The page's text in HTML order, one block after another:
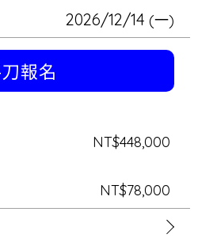
2026/12/14 (一)
報名
NT$448,000
NT$78,000